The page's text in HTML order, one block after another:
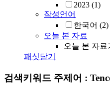
2023 (1)
작성언어
한국어 (2)
오늘 본 자료
오늘 본 자
패싯닫기
검색키워드 주제어 :